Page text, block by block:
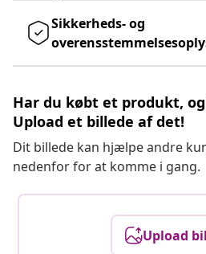
Sikkerheds- og
Har du købt et produkt,
Upload et billede af det!
Dit billede kan hjælpe andre
nedenfor for at komme i gang.
Upload